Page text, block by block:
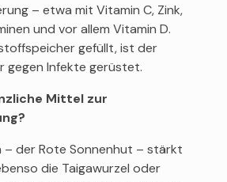
– etwa mit Vitamin C, Zink,
und vor allem Vitamin D.
gefüllt, ist der
gegen Infekte gerüstet.
Mittel zur
– der Rote Sonnenhut – stärkt
die Taigawurzel oder